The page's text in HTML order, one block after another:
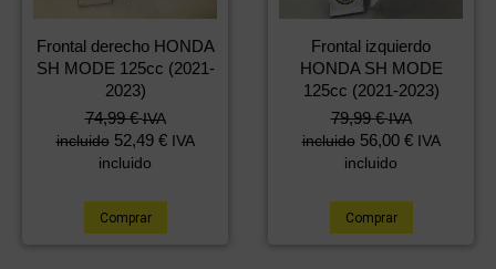
Frontal derecho HONDA
SH MODE 125cc (2021-
2023)
74,99€ IVA
incluido 52,49 € IVA
incluido
Comprar
Frontal izquierdo
HONDA SH MODE
125cc (2021-2023)
79,99€ IVA
incluido 56,00 € IVA
incluido
Comprar